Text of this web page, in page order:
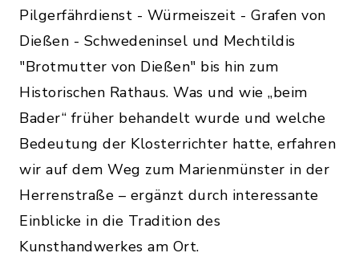
Pilgerfährdienst - Würmeiszeit - Grafen von
Dießen - Schwedeninsel und Mechtildis
"Brotmutter von Dießen" bis hin zum
Historischen Rathaus. Was und wie „beim
Bader“ früher behandelt wurde und welche
Bedeutung der Klosterrichter hatte, erfahren
wir auf dem Weg zum Marienmünster in der
Herrenstraße – ergänzt durch interessante
Einblicke in die Tradition des
Kunsthandwerkes am Ort.